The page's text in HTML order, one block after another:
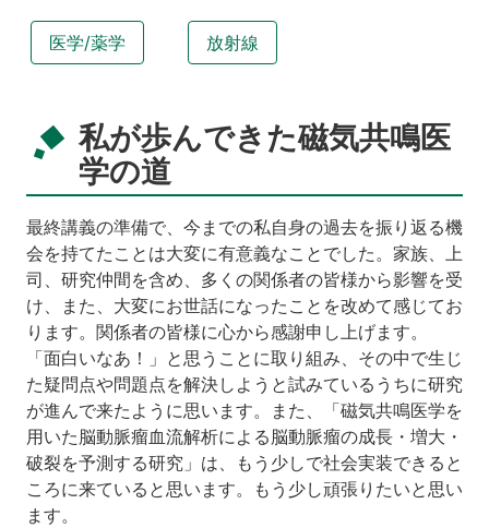
医学/薬学 放射線
私が歩んできた磁気共鳴医
学の道
最終講義の準備で、今までの私自身の過去を振り返る機
会を持てたことは大変に有意義なことでした。家族、上
司、研究仲間を含め、多くの関係者の皆様から影響を受
け、また、大変にお世話になったことを改めて感じてお
ります。関係者の皆様に心から感謝申し上げます。
「面白いなあ！」と思うことに取り組み、その中で生じ
た疑問点や問題点を解決しようと試みているうちに研究
が進んで来たように思います。また、「磁気共鳴医学を
用いた脳動脈瘤血流解析による脳動脈瘤の成長・増大・
破裂を予測する研究」は、もう少しで社会実装できると
ころに来ていると思います。もう少し頑張りたいと思い
ます。